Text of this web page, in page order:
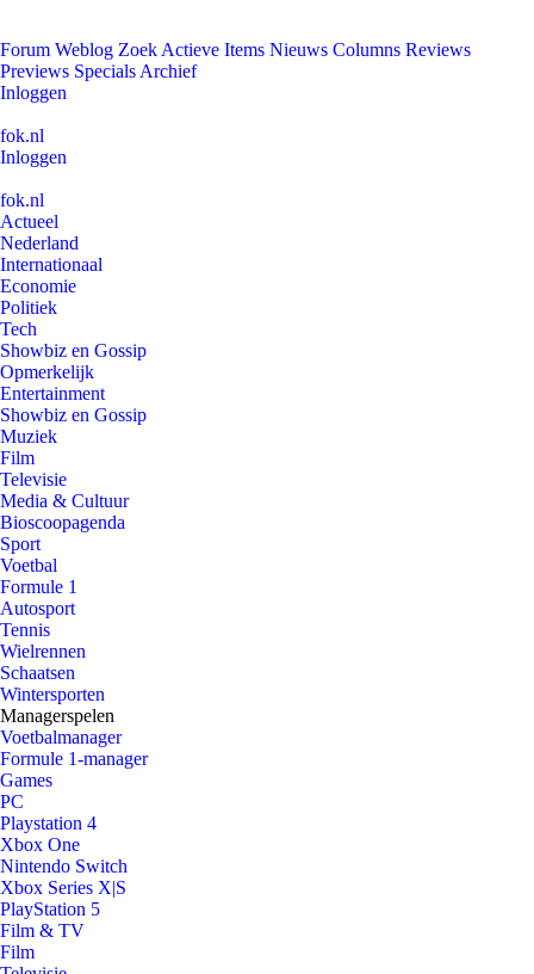
Forum Weblog Zoek Actieve Items Nieuws Columns Reviews
Previews Specials Archief
Inloggen
fok.nl
Inloggen
fok.nl
Actueel
Nederland
Internationaal
Economie
Politiek
Tech
Showbiz en Gossip
Opmerkelijk
Entertainment
Showbiz en Gossip
Muziek
Film
Televisie
Media & Cultuur
Bioscoopagenda
Sport
Voetbal
Formule 1
Autosport
Tennis
Wielrennen
Schaatsen
Wintersporten
Managerspelen
Voetbalmanager
Formule 1-manager
Games
PC
Playstation 4
Xbox One
Nintendo Switch
Xbox Series X|S
PlayStation 5
Film & TV
Film